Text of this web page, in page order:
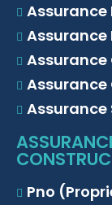
Assurance
Assurance
Assurance
Assurance
Pno